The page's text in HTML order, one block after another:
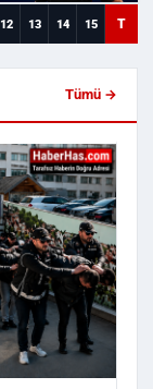
12 13 14 15 T
Tümü →